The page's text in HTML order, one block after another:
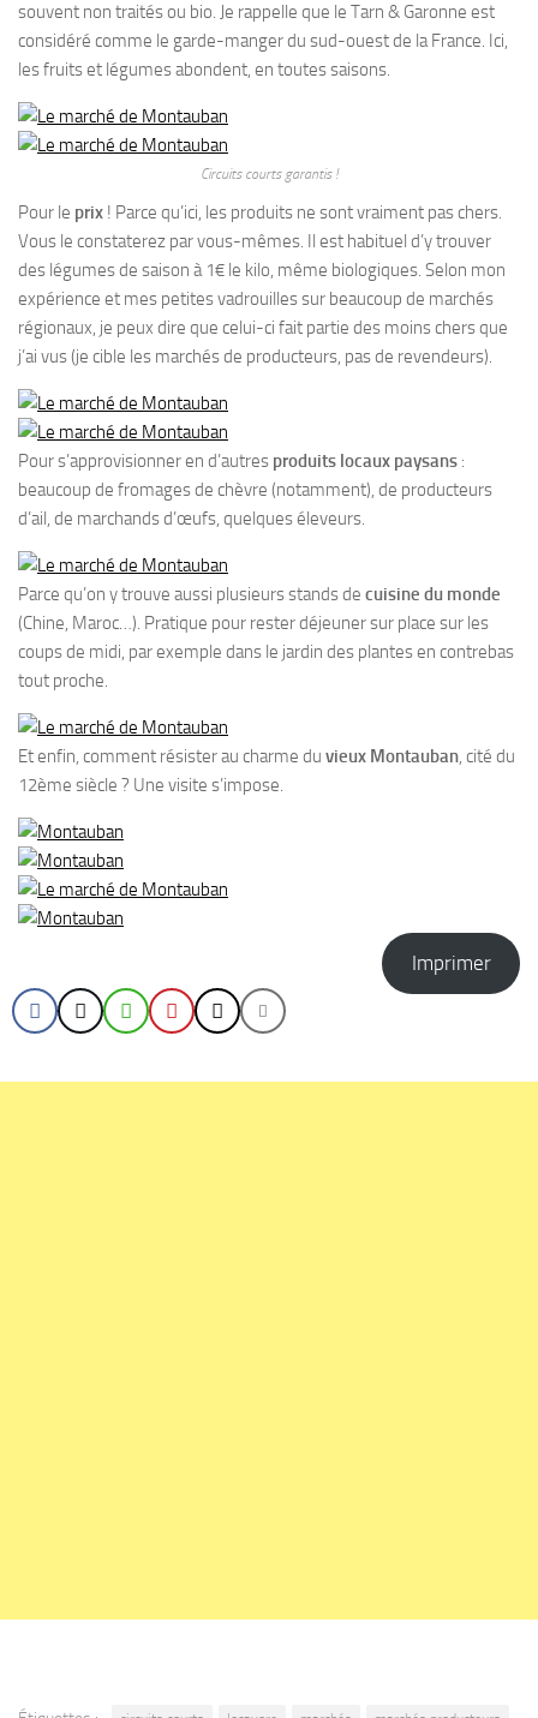
souvent non traités ou bio. Je rappelle que le Tarn & Garonne est
considéré comme le garde-manger du sud-ouest de la France. Ici,
les fruits et légumes abondent, en toutes saisons.
Circuits courts garantis !
Pour le prix ! Parce qu’ici, les produits ne sont vraiment pas chers.
Vous le constaterez par vous-mêmes. Il est habituel d’y trouver
des légumes de saison à 1€ le kilo, même biologiques. Selon mon
expérience et mes petites vadrouilles sur beaucoup de marchés
régionaux, je peux dire que celui-ci fait partie des moins chers que
j’ai vus (je cible les marchés de producteurs, pas de revendeurs).
Pour s’approvisionner en d’autres produits locaux paysans :
beaucoup de fromages de chèvre (notamment), de producteurs
d’ail, de marchands d’œufs, quelques éleveurs.
Parce qu’on y trouve aussi plusieurs stands de cuisine du monde
(Chine, Maroc…). Pratique pour rester déjeuner sur place sur les
coups de midi, par exemple dans le jardin des plantes en contrebas
tout proche.
Et enfin, comment résister au charme du vieux Montauban, cité du
12ème siècle ? Une visite s’impose.
Imprimer